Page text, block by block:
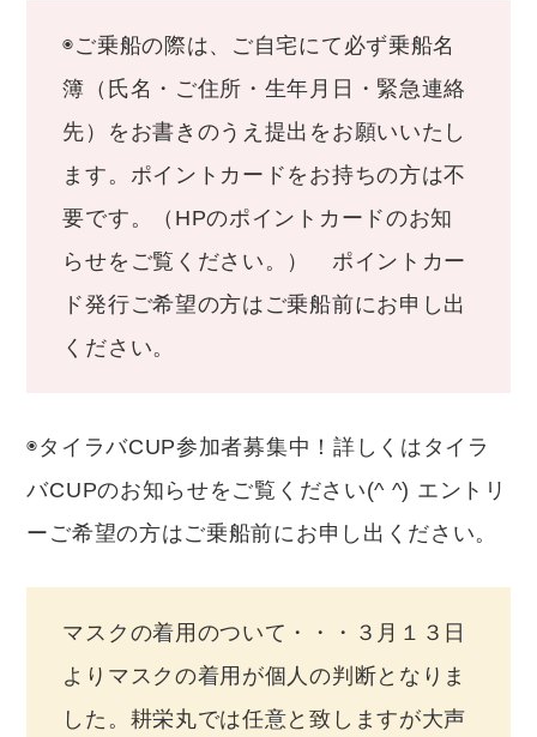
◉ご乗船の際は、ご自宅にて必ず乗船名
簿（氏名・ご住所・生年月日・緊急連絡
先）をお書きのうえ提出をお願いいたし
ます。ポイントカードをお持ちの方は不
要です。（HPのポイントカードのお知
らせをご覧ください。） ポイントカー
ド発行ご希望の方はご乗船前にお申し出
ください。
◉タイラバCUP参加者募集中！詳しくはタイラ
バCUPのお知らせをご覧ください(^ ^) エントリ
ーご希望の方はご乗船前にお申し出ください。
マスクの着用のついて・・・３月１３日
よりマスクの着用が個人の判断となりま
した。耕栄丸では任意と致しますが大声